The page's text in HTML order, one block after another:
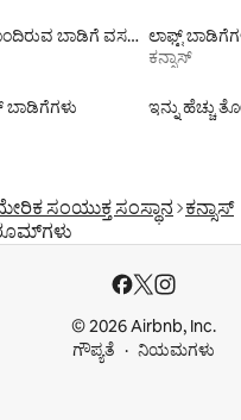
ಹಾಟ್ ಟಬ್ ಹೊಂದಿರುವ ಬಾಡಿಗೆ ವಸತಿಗಳು ಲಾಫ್ಟ್‌
ಕನ್ಸಾಸ್
ಬಾಡಿಗೆಗಳು
ಇನ್ನು ಹೆಚ್ಚು
ಸಂಯುಕ್ತ ಸಂಸ್ಥಾನ ಕನ್ಸಾಸ್
© 2026 Airbnb, Inc.
ಗೌಪ್ಯತೆ
ನಿಯಮಗಳು